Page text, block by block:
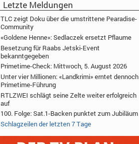
Letzte Meldungen
TLC zeigt Doku über die umstrittene Pearadise-
Community
«Goldene Henne»: Sedlaczek ersetzt Pflaume
Besetzung für Raabs Jetski-Event
bekanntgegeben
Primetime-Check: Mittwoch, 5. August 2026
Unter vier Millionen: «Landkrimi» erntet dennoch
Primetime-Führung
RTLZWEI schlägt seine Zelte weiter erfolgreich
auf
100. Folge: Sat.1-Backen punktet zum Jubiläum
Schlagzeilen der letzten 7 Tage